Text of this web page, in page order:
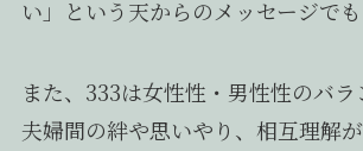
い」という天からのメッセージでも
また、333は女性性・男性性のバラ
夫婦間の絆や思いやり、相互理解